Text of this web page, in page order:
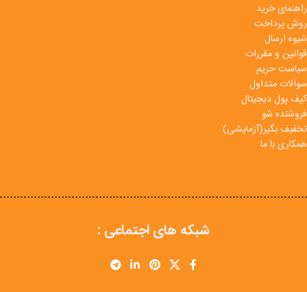
راهنمای خرید
روش پرداخت
شیوه ارسال
قوانین و مقررات
سیاست حریم
سوالات متداول
کیف پول دیجیتال
فروشنده شو
تخفیف بگیر(آزمایشی)
همکاری با ما
شبکه های اجتماعی :